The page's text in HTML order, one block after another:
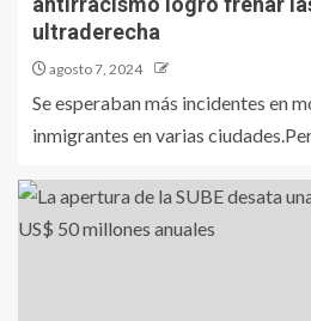
ultraderecha
agosto 7, 2024
Se esperaban más incidentes en
inmigrantes en varias